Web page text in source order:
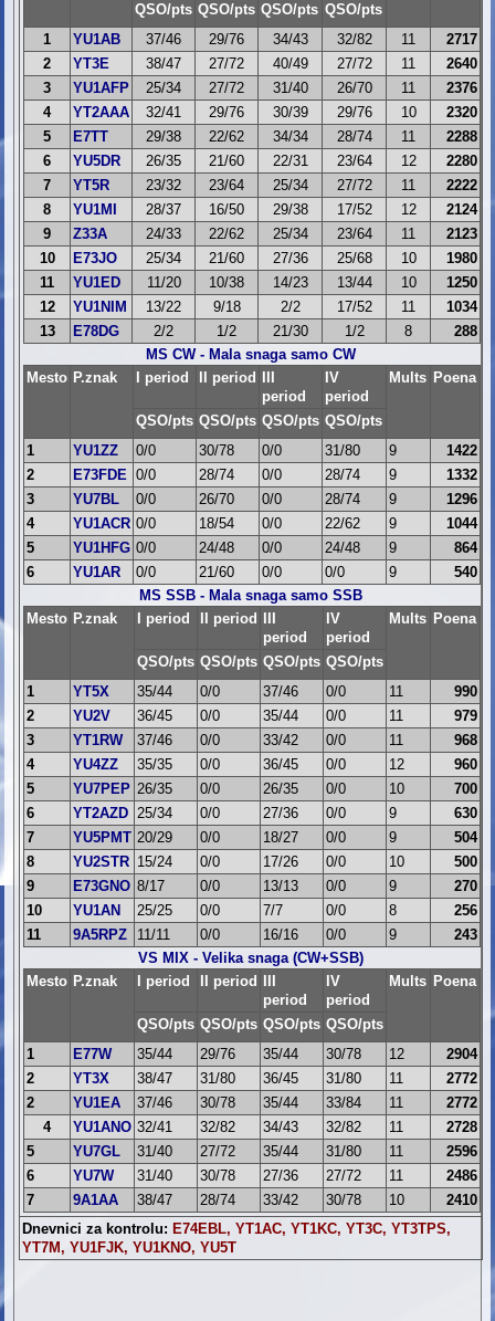
QSO/pts QSO/pts QSO/pts QSO/pts
1
YU1AB 37/46 29/76 34/43 32/82 11
2717
2
YT3E 38/47 27/72 40/49 27/72 11
2640
3
YU1AFP 25/34 27/72 31/40 26/70 11
2376
4
YT2AAA 32/41 29/76 30/39 29/76 10
2320
5
E7TT 29/38 22/62 34/34 28/74 11
2288
6
YU5DR 26/35 21/60 22/31 23/64 12
2280
7
YT5R 23/32 23/64 25/34 27/72 11
2222
8
YU1MI 28/37 16/50 29/38 17/52 12
2124
9
Z33A 24/33 22/62 25/34 23/64 11
2123
10
E73JO 25/34 21/60 27/36 25/68 10
1980
11
YU1ED 11/20 10/38 14/23 13/44 10
1250
12
YU1NIM 13/22 9/18 2/2 17/52 11
1034
13
E78DG 2/2 1/2 21/30 1/2 8
288
MS CW - Mala snaga samo CW
Mesto P.znak I period II period
period
IV
period
Mults Poena
QSO/pts QSO/pts QSO/pts QSO/pts
1
YU1ZZ 0/0 30/78 0/0 31/80 9
1422
2
E73FDE 0/0 28/74 0/0 28/74 9
1332
3
YU7BL 0/0 26/70 0/0 28/74 9
1296
4
YU1ACR 0/0 18/54 0/0 22/62 9
1044
5
YU1HFG 0/0 24/48 0/0 24/48 9
864
6
YU1AR 0/0 21/60 0/0 0/0 9
540
MS SSB - Mala snaga samo SSB
Mesto P.znak I period II period
period
IV
period
Mults Poena
QSO/pts QSO/pts QSO/pts QSO/pts
1
YT5X 35/44 0/0 37/46 0/0 11
990
2
YU2V 36/45 0/0 35/44 0/0 11
979
3
YT1RW 37/46 0/0 33/42 0/0 11
968
4
YU4ZZ 35/35 0/0 36/45 0/0 12
960
5
YU7PEP 26/35 0/0 26/35 0/0 10
700
6
YT2AZD 25/34 0/0 27/36 0/0 9
630
7
YU5PMT 20/29 0/0 18/27 0/0 9
504
8
YU2STR 15/24 0/0 17/26 0/0 10
500
9
E73GNO 8/17 0/0 13/13 0/0 9
270
10
YU1AN 25/25 0/0 7/7 0/0 8
256
11
9A5RPZ 11/11 0/0 16/16 0/0 9
243
VS MIX - Velika snaga (CW+SSB)
Mesto P.znak I period II period
period
IV
period
Mults Poena
QSO/pts QSO/pts QSO/pts QSO/pts
1
E77W 35/44 29/76 35/44 30/78 12
2904
2
YT3X 38/47 31/80 36/45 31/80 11
2772
2
YU1EA 37/46 30/78 35/44 33/84 11
2772
4
YU1ANO 32/41 32/82 34/43 32/82 11
2728
5
YU7GL 31/40 27/72 35/44 31/80 11
2596
6
YU7W 31/40 30/78 27/36 27/72 11
2486
7
9A1AA 38/47 28/74 33/42 30/78 10
2410
Dnevnici za kontrolu: E74EBL, YT1AC, YT1KC, YT3C, YT3TPS,
YT7M, YU1FJK, YU1KNO, YU5T